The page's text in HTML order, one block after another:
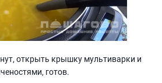
открыть крышку мультиварки и
готов.